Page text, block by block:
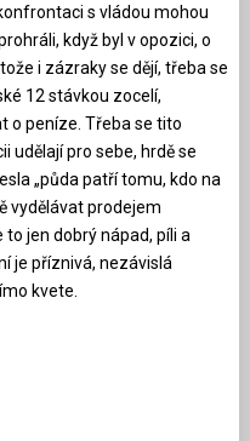
s vládou mohou
když byl v opozici, o
i zázraky se dějí, třeba se
12 stávkou zocelí,
o peníze. Třeba se tito
udělají pro sebe, hrdě se
„půda patří tomu, kdo na
vydělávat prodejem
jen dobrý nápad, píli a
je příznivá, nezávislá
kvete.